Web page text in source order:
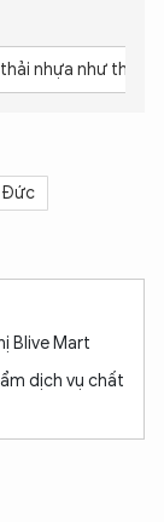
nhựa như thế
Đức
Blive Mart
dịch vụ chất